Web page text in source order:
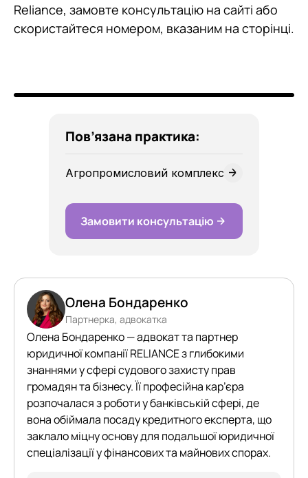
Пов’язана практика:
Агропромисловий комплекс
Замовити консультацію
Reliance, замовте консультацію на сайті або
скористайтеся номером, вказаним на сторінці.
Олена Бондаренко
Партнерка, адвокатка
Олена Бондаренко — адвокат та партнер
юридичної компанії RELIANCE з глибокими
знаннями у сфері судового захисту прав
громадян та бізнесу. Її професійна кар’єра
розпочалася з роботи у банківській сфері, де
вона обіймала посаду кредитного експерта, що
заклало міцну основу для подальшої юридичної
спеціалізації у фінансових та майнових спорах.